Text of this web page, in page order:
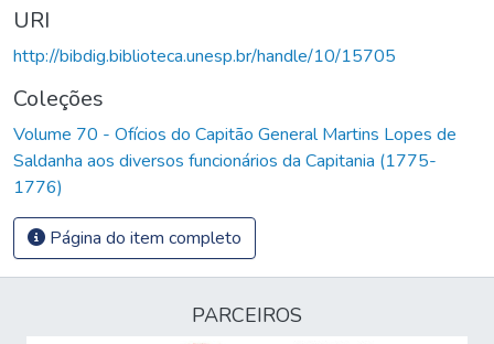
URI
http://bibdig.biblioteca.unesp.br/handle/10/15705
Coleções
Volume 70 - Ofícios do Capitão General Martins Lopes de
Saldanha aos diversos funcionários da Capitania (1775-
1776)
Página do item completo
PARCEIROS